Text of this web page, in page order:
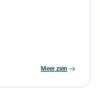
meer zien